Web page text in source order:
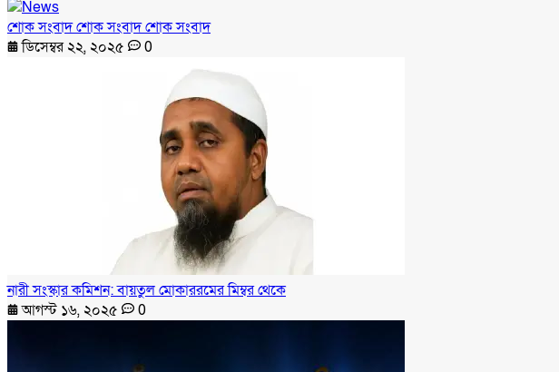
শোক সংবাদ শোক সংবাদ শোক সংবাদ
ডিসেম্বর ২২, ২০২৫
0
নারী সংস্কার কমিশন: বায়তুল মোকাররমের মিম্বর থেকে
আগস্ট ১৬, ২০২৫
0